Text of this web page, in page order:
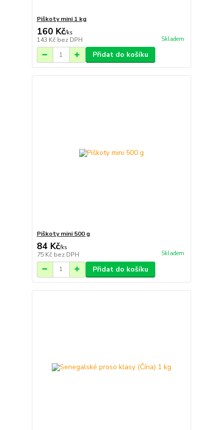
Piškoty mini 1 kg
160 Kč/ks
143 Kč bez DPH Skladem
Přidat do košíku
Piškoty mini 500 g
84 Kč/ks
75 Kč bez DPH Skladem
Přidat do košíku